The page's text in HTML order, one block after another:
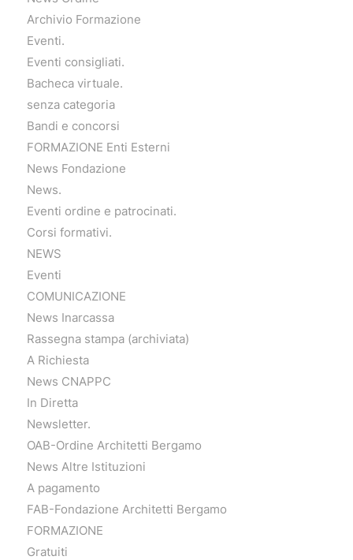
Archivio Formazione
Eventi.
Eventi consigliati.
Bacheca virtuale.
senza categoria
Bandi e concorsi
FORMAZIONE Enti Esterni
News Fondazione
News.
Eventi ordine e patrocinati.
Corsi formativi.
NEWS
Eventi
COMUNICAZIONE
News Inarcassa
Rassegna stampa (archiviata)
A Richiesta
News CNAPPC
In Diretta
Newsletter.
OAB-Ordine Architetti Bergamo
News Altre Istituzioni
A pagamento
FAB-Fondazione Architetti Bergamo
FORMAZIONE
Gratuiti